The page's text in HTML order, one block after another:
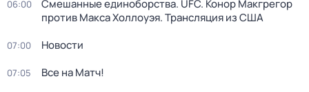
06:00
Смешанные единоборства. UFC. Конор Макгрегор
против Макса Холлоуэя. Трансляция из США
07:00 Новости
07:05 Все на Матч!